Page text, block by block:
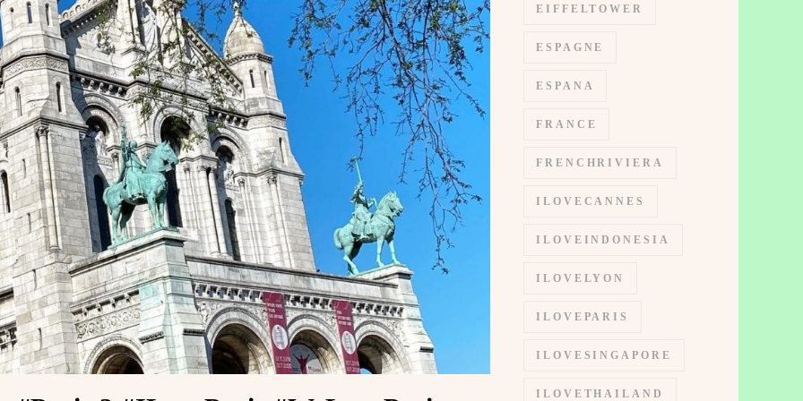
EIFFELTOWER
ESPAGNE
ESPANA
FRANCE
FRENCHRIVIERA
ILOVECANNES
ILOVEINDONESIA
ILOVELYON
ILOVEPARIS
ILOVESINGAPORE
ILOVETHAILAND